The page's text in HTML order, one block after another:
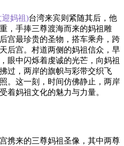
迎妈祖)台湾来宾则紧随其后，他
，手捧三尊渡海而来的妈祖雕
宫最珍贵的圣物，搭车乘舟，跨
后宫。村道两侧的妈祖信众，早
眼中闪烁着虔诚的光芒，向妈祖
过，两岸的旗帜与彩带交织飞
。这一刻，时间仿佛静止，两岸
着妈祖文化的魅力与力量。
携来的三尊妈祖圣像，其中两尊